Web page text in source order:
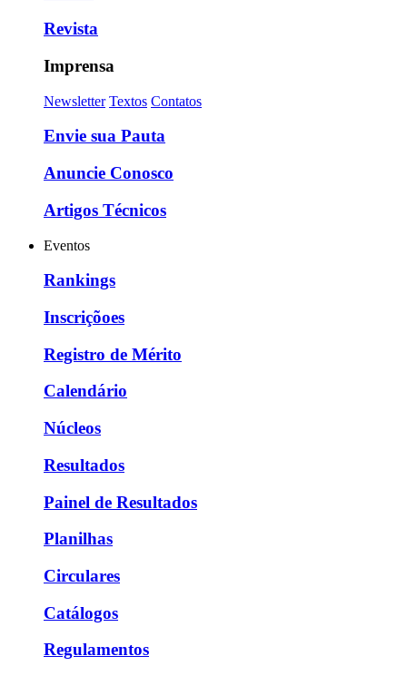
Revista
Imprensa
Newsletter Textos Contatos
Envie sua Pauta
Anuncie Conosco
Artigos Técnicos
Eventos
Rankings
Inscriçõoes
Registro de Mérito
Calendário
Núcleos
Resultados
Painel de Resultados
Planilhas
Circulares
Catálogos
Regulamentos